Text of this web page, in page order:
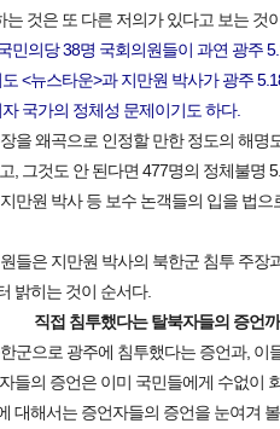
것은 또 다른 저의가 있다고 보는 것
민의당 38명 국회의원들이 과연 광주
<뉴스타운>과 지만원 박사가 광주
국가의 정체성 문제이기도 하다.
장을 왜곡으로 인정할 만한 정도의 해
, 그것도 안 된다면 477명의 정체불명
만원 박사 등 보수 논객들의 입을 법
들은 지만원 박사의 북한군 침투 주
밝히는 것이 순서다.
직접 침투했다는 탈북자들의 증언
군으로 광주에 침투했다는 증언과,
들의 증언은 이미 국민들에게 수없이
대해서는 증언자들의 증언을 눈여겨